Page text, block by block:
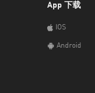
App 下载
IOS
Android